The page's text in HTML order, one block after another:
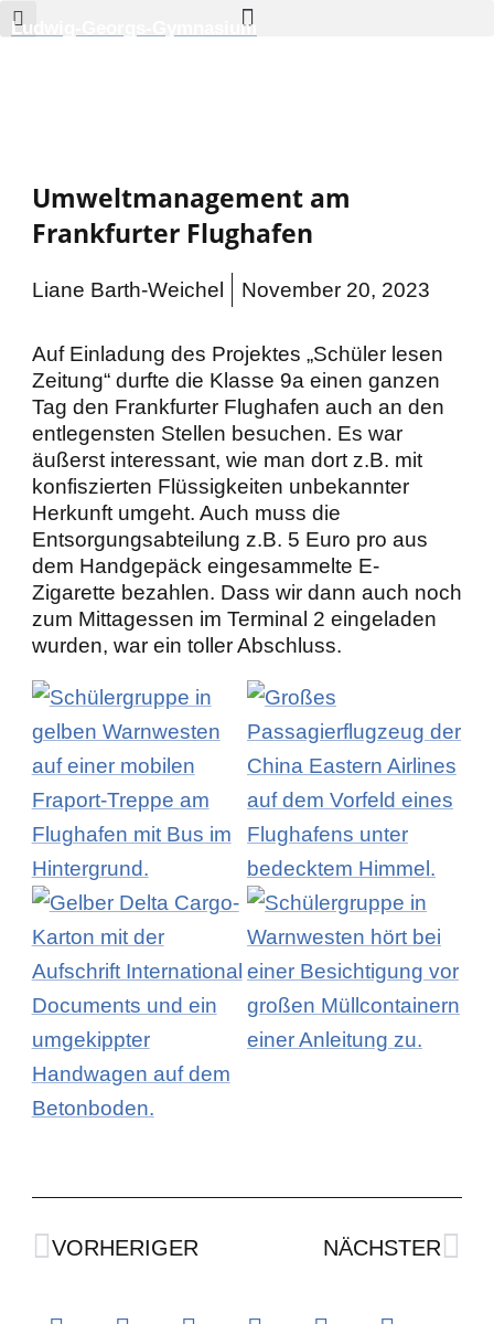
Zum
Ludwig-Georgs-Gymnasium
Umweltmanagement am
Frankfurter Flughafen
Liane Barth-Weichel November 20, 2023
Auf Einladung des Projektes „Schüler lesen
Zeitung“ durfte die Klasse 9a einen ganzen
Tag den Frankfurter Flughafen auch an den
entlegensten Stellen besuchen. Es war
äußerst interessant, wie man dort z.B. mit
konfiszierten Flüssigkeiten unbekannter
Herkunft umgeht. Auch muss die
Entsorgungsabteilung z.B. 5 Euro pro aus
dem Handgepäck eingesammelte E-
Zigarette bezahlen. Dass wir dann auch noch
zum Mittagessen im Terminal 2 eingeladen
wurden, war ein toller Abschluss.
VORHERIGER NÄCHSTER